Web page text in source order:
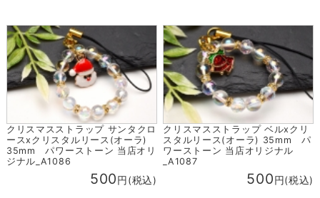
クリスマスストラップ サンタクロ
ースxクリスタルリース(オーラ)
35mm パワーストーン 当店オリ
ジナル_A1086
500円(税込)
クリスマスストラップ ベルxクリ
スタルリース(オーラ) 35mm パ
ワーストーン 当店オリジナル
_A1087
500円(税込)